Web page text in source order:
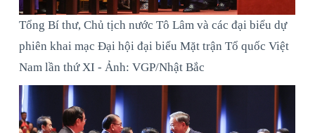
Tổng Bí thư, Chủ tịch nước Tô Lâm và các đại biểu dự
phiên khai mạc Đại hội đại biểu Mặt trận Tổ quốc Việt
Nam lần thứ XI - Ảnh: VGP/Nhật Bắc